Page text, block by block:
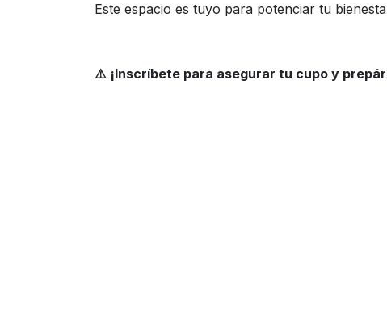
Este espacio es tuyo para potenciar tu
⚠️ ¡Inscríbete para asegurar tu cupo y